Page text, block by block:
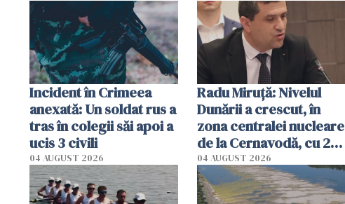
Incident în Crimeea
anexată: Un soldat rus a
tras în colegii săi apoi a
ucis 3 civili
04 AUGUST 2026
Radu Miruţă: Nivelul
Dunării a crescut, în
zona centralei nucleare
de la Cernavodă, cu 2
cm faţă de ziua trecută
04 AUGUST 2026